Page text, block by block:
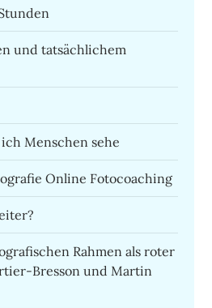
und tatsächlichem
Menschen sehe
Online Fotocoaching
Rahmen als roter
Bresson und Martin